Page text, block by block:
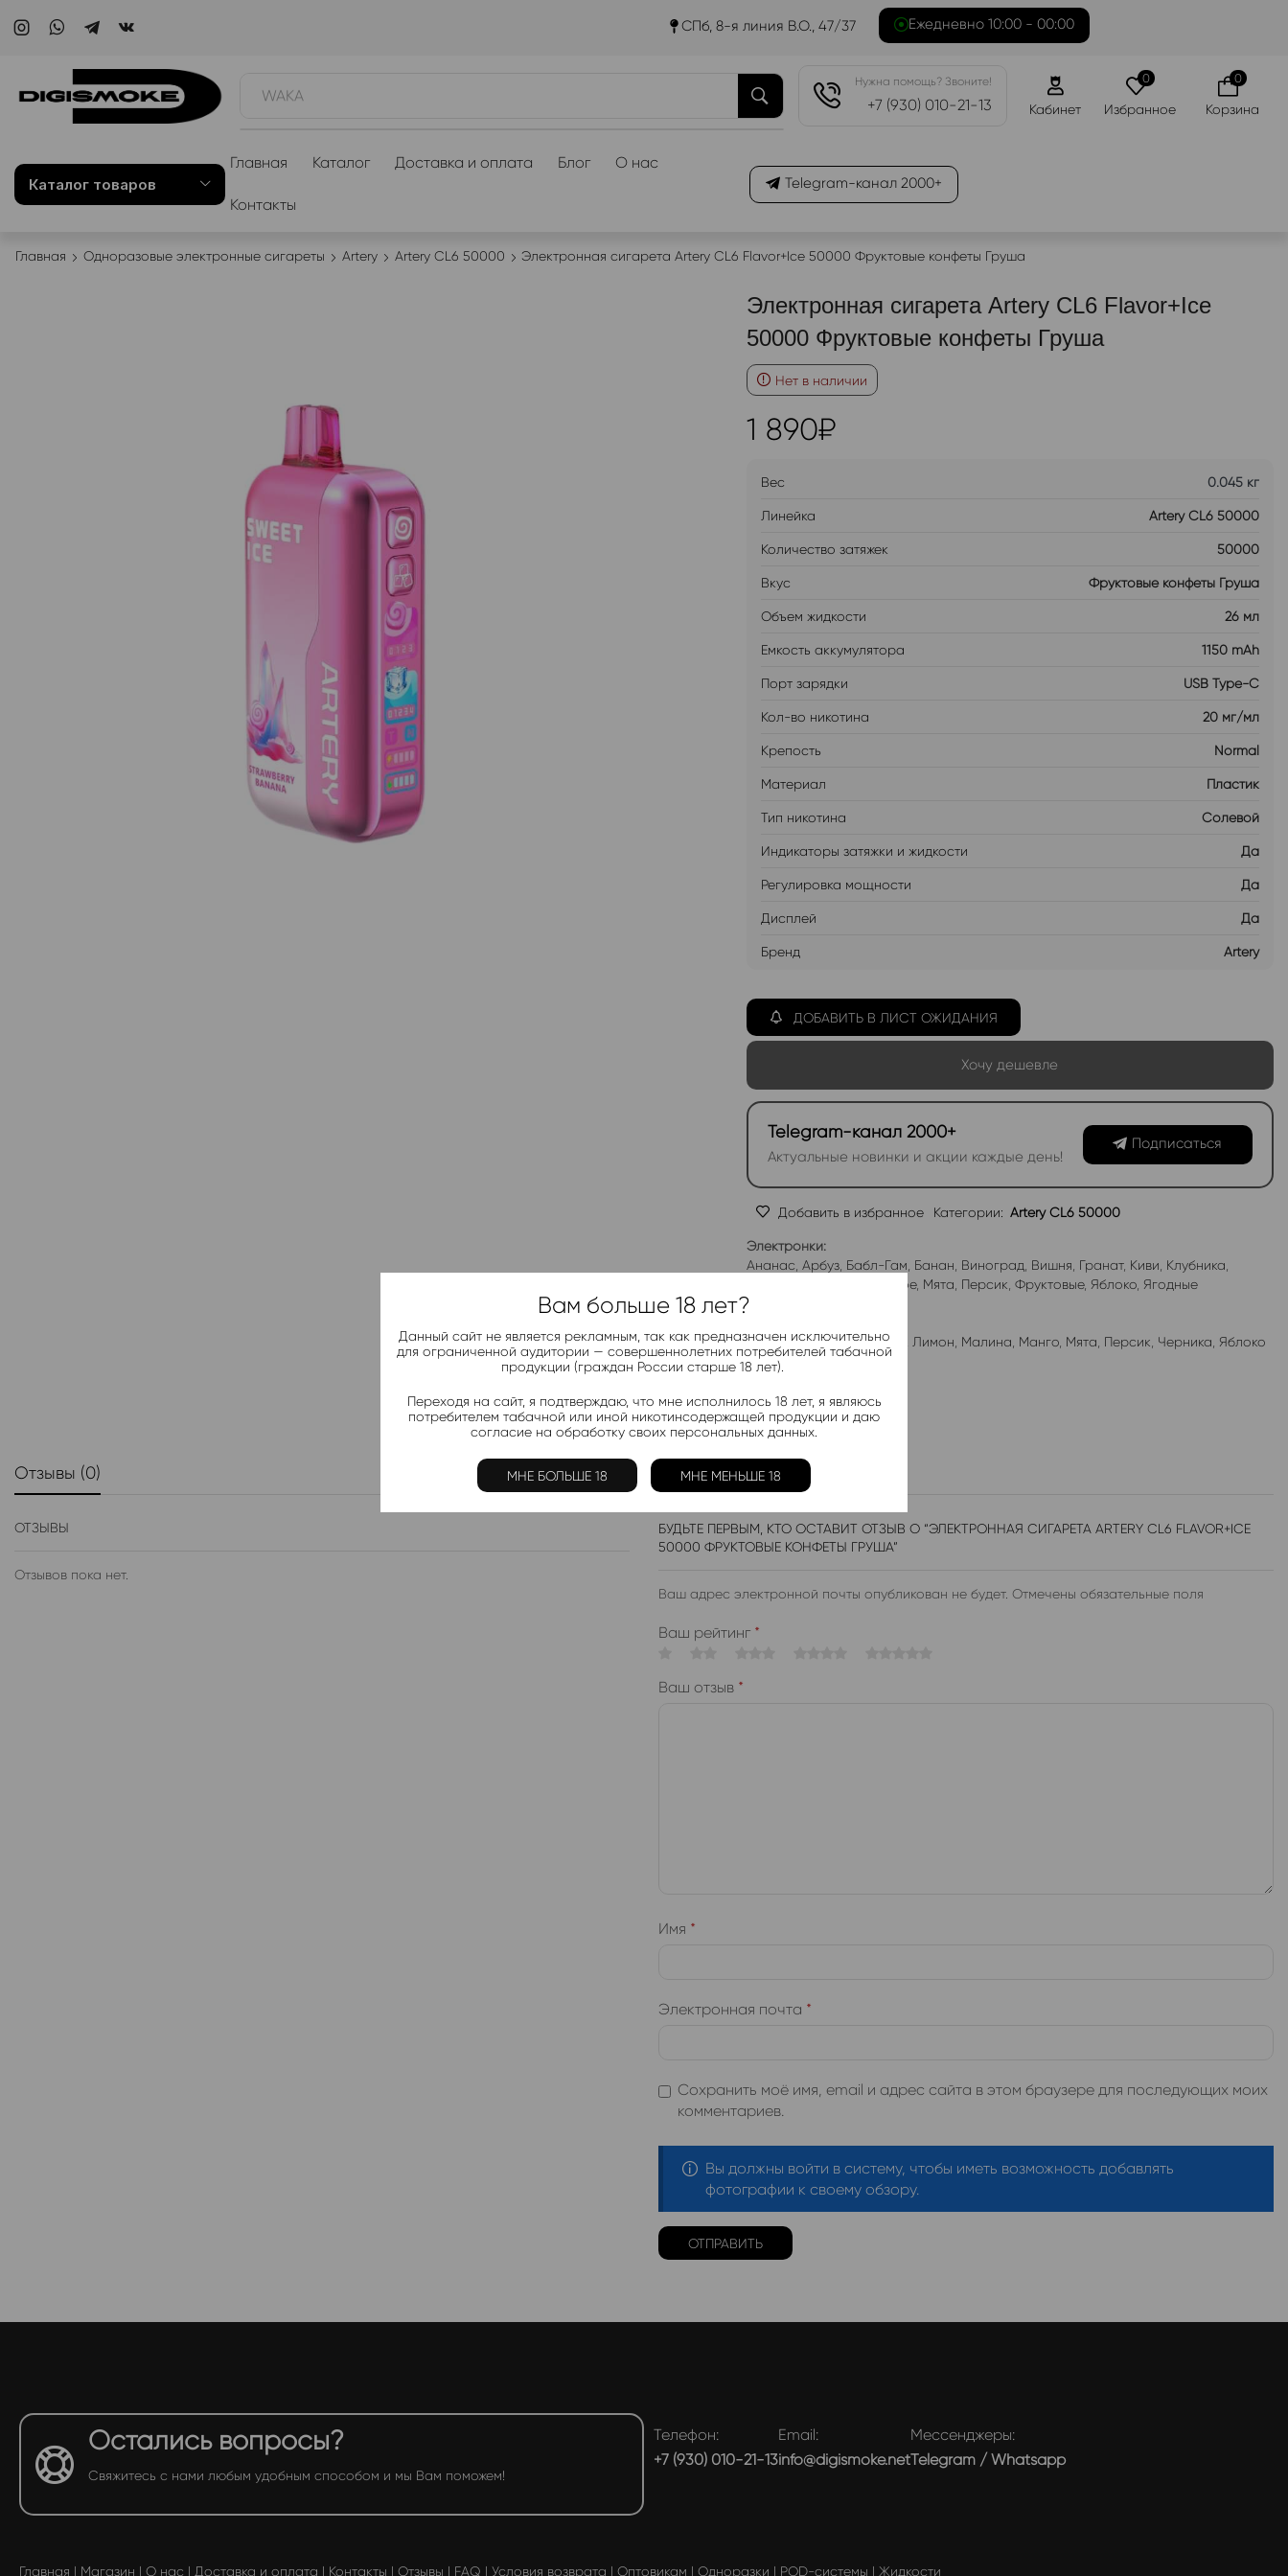
СПб, 8-я линия В.О., 47/37 Ежедневно 10:00 - 00:00
WAKA
Нужна помощь? Звоните!
+7 (930) 010-21-13 Кабинет
0
Избранное
0
Корзина
Каталог товаров
Главная Каталог Доставка и оплата Блог О нас
Контакты
Telegram-канал 2000+
Главная Одноразовые электронные сигареты Artery Artery CL6 50000 Электронная сигарета Artery CL6 Flavor+Ice 50000 Фруктовые конфеты Груша
Электронная сигарета Artery CL6 Flavor+Ice
50000 Фруктовые конфеты Груша
Нет в наличии
1 890₽
Вес 0.045 кг
Линейка Artery CL6 50000
Количество затяжек 50000
Вкус Фруктовые конфеты Груша
Объем жидкости 26 мл
Емкость аккумулятора 1150 mAh
Порт зарядки USB Type-C
Кол-во никотина 20 мг/мл
Крепость Normal
Материал Пластик
Тип никотина Солевой
Индикаторы затяжки и жидкости Да
Регулировка мощности Да
Дисплей Да
Бренд Artery
ДОБАВИТЬ В ЛИСТ ОЖИДАНИЯ
Хочу дешевле
Telegram-канал 2000+
Актуальные новинки и акции каждые день!
Подписаться
Добавить в избранное Категории: Artery CL6 50000
Электронки:
Ананас Арбуз, Бабл-Гам Банан Виноград Вишня Гранат, Киви Клубника
Мороженое, Мята Персик Фруктовые, Яблоко, Ягодные
Ананас,Арбуз,Клубника Лимон Малина Манго, Мята Персик Черника Яблоко
Отзывы (0)
ОТЗЫВЫ
Отзывов пока нет.
БУДЬТЕ ПЕРВЫМ, КТО ОСТАВИТ ОТЗЫВ О “ЭЛЕКТРОННАЯ СИГАРЕТА ARTERY CL6 FLAVOR+ICE
50000 ФРУКТОВЫЕ КОНФЕТЫ ГРУША”
Ваш адрес электронной почты опубликован не будет. Отмечены обязательные поля
Ваш рейтинг *
Ваш отзыв *
Имя *
Электронная почта *
Сохранить моё имя, email и адрес сайта в этом браузере для последующих моих
комментариев.
Вы должны войти в систему, чтобы иметь возможность добавлять
фотографии к своему обзору.
Остались вопросы?
Свяжитесь с нами любым удобным способом и мы Вам поможем!
Телефон:
+7 (930) 010-21-13
Email:
info@digismoke.net
Мессенджеры:
Telegram / Whatsapp
Главная | Магазин | О нас | Доставка и оплата | Контакты | Отзывы | FAQ | Условия возврата | Оптовикам | Одноразки | POD-системы | Жидкости
Вам больше 18 лет?
Данный сайт не является рекламным, так как предназначен исключительно
для ограниченной аудитории — совершеннолетних потребителей табачной
продукции (граждан России старше 18 лет).
Переходя на сайт, я подтверждаю, что мне исполнилось 18 лет, я являюсь
потребителем табачной или иной никотинсодержащей продукции и даю
согласие на обработку своих персональных данных.
МНЕ БОЛЬШЕ 18 МНЕ МЕНЬШЕ 18